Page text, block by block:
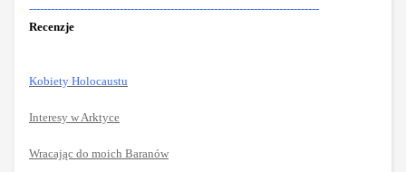
--------------------------------------------------------------------------------
Recenzje
Kobiety Holocaustu
Interesy w Arktyce
Wracając do moich Baranów